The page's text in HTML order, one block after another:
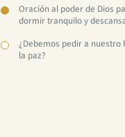
Oración al poder de Dios
dormir tranquilo y
¿Debemos pedir a nuestro
la paz?